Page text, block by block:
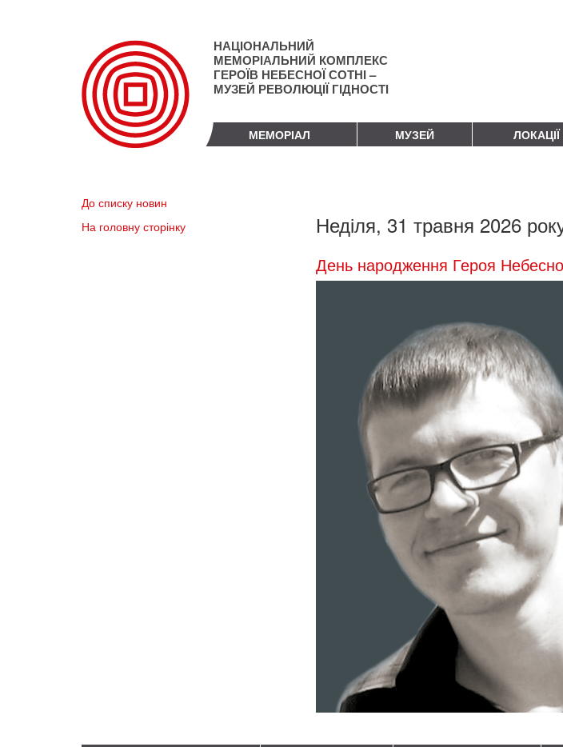
НАЦІОНАЛЬНИЙ
МЕМОРІАЛЬНИЙ КОМПЛЕКС
ГЕРОЇВ НЕБЕСНОЇ СОТНІ –
МУЗЕЙ РЕВОЛЮЦІЇ ГІДНОСТІ
МЕМОРІАЛ МУЗЕЙ ЛОКАЦІЇ
До списку новин
На головну сторінку
Неділя, 31 травня 2026
День народження Героя